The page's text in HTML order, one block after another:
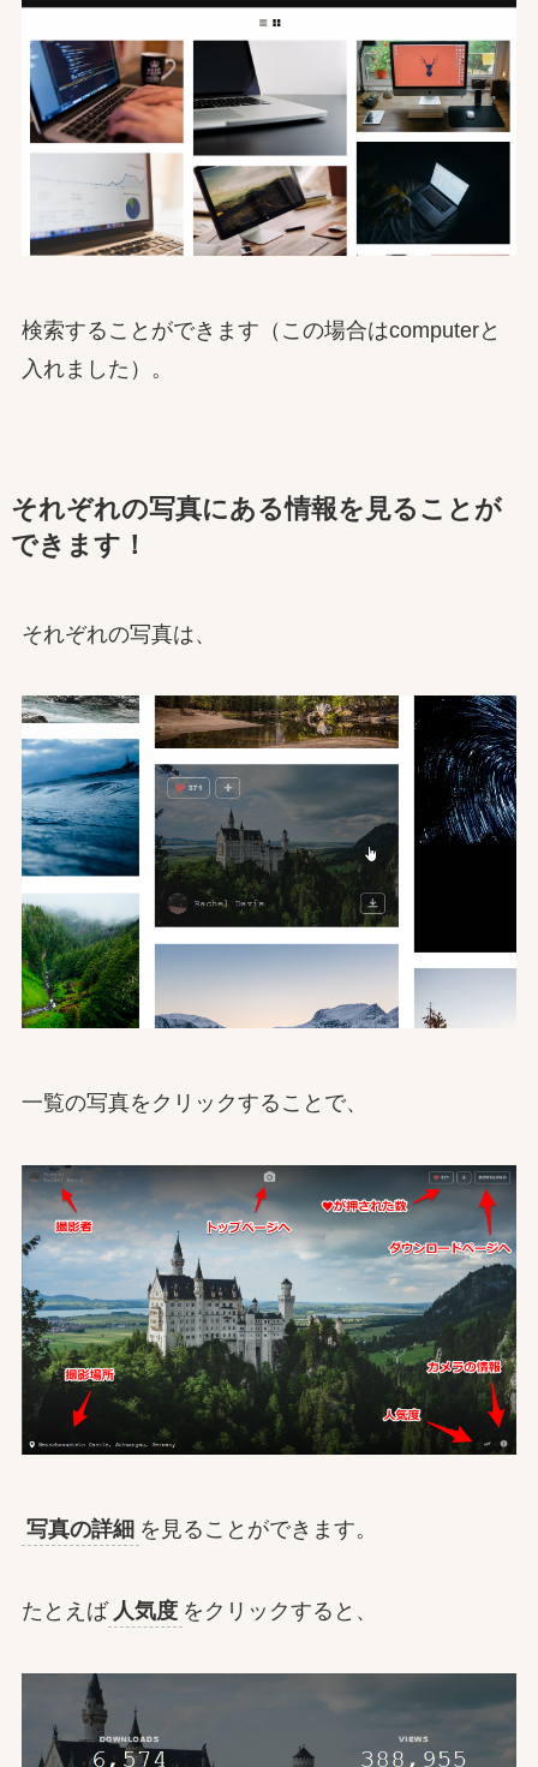
検索することができます（この場合はcomputerと
入れました）。
それぞれの写真にある情報を見ることが
できます！
それぞれの写真は、
一覧の写真をクリックすることで、
写真の詳細 を見ることができます。
たとえば 人気度 をクリックすると、